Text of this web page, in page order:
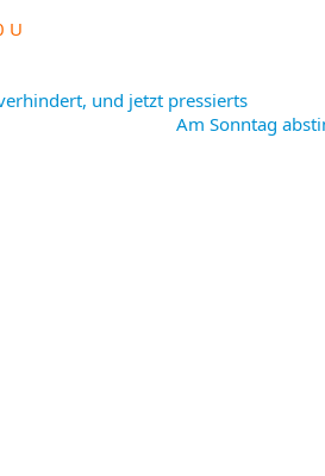
U
und jetzt pressierts
Am Sonntag